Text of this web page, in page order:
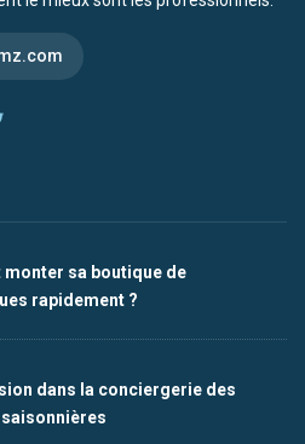
monter sa boutique de
rapidement ?
dans la conciergerie des